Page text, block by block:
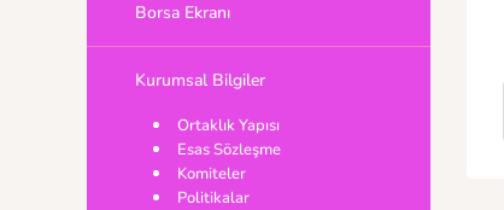
Borsa Ekranı
Kurumsal Bilgiler
Ortaklık Yapısı
Esas Sözleşme
Komiteler
Politikalar